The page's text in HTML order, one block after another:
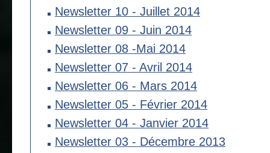
Newsletter 10 - Juillet 2014
Newsletter 09 - Juin 2014
Newsletter 08 -Mai 2014
Newsletter 07 - Avril 2014
Newsletter 06 - Mars 2014
Newsletter 05 - Février 2014
Newsletter 04 - Janvier 2014
Newsletter 03 - Décembre 2013